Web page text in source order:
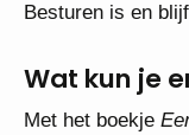
Besturen is en
Wat kun je
Met het boekje